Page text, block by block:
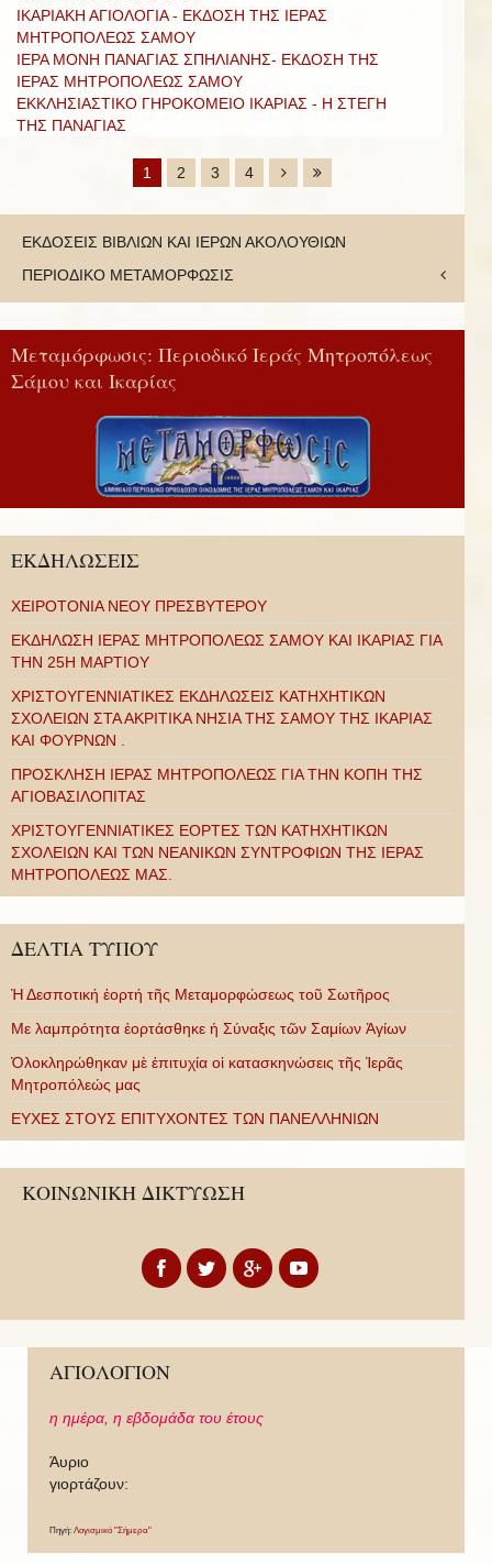
ΙΚΑΡΙΑΚΗ ΑΓΙΟΛΟΓΙΑ - ΕΚΔΟΣΗ ΤΗΣ ΙΕΡΑΣ
ΜΗΤΡΟΠΟΛΕΩΣ ΣΑΜΟΥ
ΙΕΡΑ ΜΟΝΗ ΠΑΝΑΓΙΑΣ ΣΠΗΛΙΑΝΗΣ- ΕΚΔΟΣΗ ΤΗΣ
ΙΕΡΑΣ ΜΗΤΡΟΠΟΛΕΩΣ ΣΑΜΟΥ
ΕΚΚΛΗΣΙΑΣΤΙΚΟ ΓΗΡΟΚΟΜΕΙΟ ΙΚΑΡΙΑΣ - Η ΣΤΕΓΗ
ΤΗΣ ΠΑΝΑΓΙΑΣ
1 2 3 4
ΕΚΔΟΣΕΙΣ ΒΙΒΛΙΩΝ ΚΑΙ ΙΕΡΩΝ ΑΚΟΛΟΥΘΙΩΝ
ΠΕΡΙΟΔΙΚΟ ΜΕΤΑΜΟΡΦΩΣΙΣ
Μεταμόρφωσις: Περιοδικό Ιεράς Μητροπόλεως
Σάμου και Ικαρίας
ΕΚΔΗΛΩΣΕΙΣ
ΧΕΙΡΟΤΟΝΙΑ ΝΕΟΥ ΠΡΕΣΒΥΤΕΡΟΥ
ΕΚΔΗΛΩΣΗ ΙΕΡΑΣ ΜΗΤΡΟΠΟΛΕΩΣ ΣΑΜΟΥ ΚΑΙ ΙΚΑΡΙΑΣ ΓΙΑ
ΤΗΝ 25Η ΜΑΡΤΙΟΥ
ΧΡΙΣΤΟΥΓΕΝΝΙΑΤΙΚΕΣ ΕΚΔΗΛΩΣΕΙΣ ΚΑΤΗΧΗΤΙΚΩΝ
ΣΧΟΛΕΙΩΝ ΣΤΑ ΑΚΡΙΤΙΚΑ ΝΗΣΙΑ ΤΗΣ ΣΑΜΟΥ ΤΗΣ ΙΚΑΡΙΑΣ
ΚΑΙ ΦΟΥΡΝΩΝ .
ΠΡΟΣΚΛΗΣΗ ΙΕΡΑΣ ΜΗΤΡΟΠΟΛΕΩΣ ΓΙΑ ΤΗΝ ΚΟΠΗ ΤΗΣ
ΑΓΙΟΒΑΣΙΛΟΠΙΤΑΣ
ΧΡΙΣΤΟΥΓΕΝΝΙΑΤΙΚΕΣ ΕΟΡΤΕΣ ΤΩΝ ΚΑΤΗΧΗΤΙΚΩΝ
ΣΧΟΛΕΙΩΝ ΚΑΙ ΤΩΝ ΝΕΑΝΙΚΩΝ ΣΥΝΤΡΟΦΙΩΝ ΤΗΣ ΙΕΡΑΣ
ΜΗΤΡΟΠΟΛΕΩΣ ΜΑΣ.
ΔΕΛΤΙΑ ΤΥΠΟΥ
Ἡ Δεσποτική ἑορτή τῆς Μεταμορφώσεως τοῦ Σωτῆρος
Με λαμπρότητα ἑορτάσθηκε ἡ Σύναξις τῶν Σαμίων Ἁγίων
Ὁλοκληρώθηκαν μὲ ἐπιτυχία οἱ κατασκηνώσεις τῆς Ἱερᾶς
Μητροπόλεώς μας
ΕΥΧΕΣ ΣΤΟΥΣ ΕΠΙΤΥΧΟΝΤΕΣ ΤΩΝ ΠΑΝΕΛΛΗΝΙΩΝ
ΚΟΙΝΩΝΙΚΗ ΔΙΚΤΥΩΣΗ
ΑΓΙΟΛΟΓΙΟΝ
η ημέρα, η εβδομάδα του έτους
Άυριο
γιορτάζουν:
Πηγή: Λογισμικό "Σήμερα"